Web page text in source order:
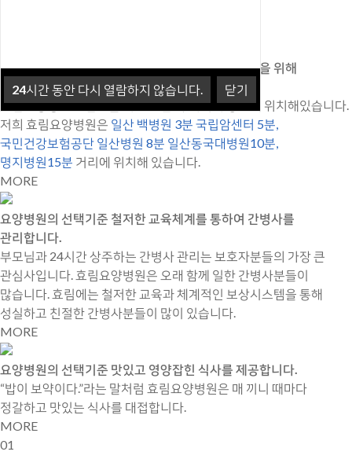
24시간 동안 다시 열람하지 않습니다. 닫기
요양병원의 선택기준환자들은 위급시 신속한 대응을 위해
대형병원과의 거리가 매우중요합니다.
효림요양병원은 협진을 위한 도심 속 최적의 장소에 위치해있습니다.
저희 효림요양병원은 일산 백병원 3분 국립암센터 5분,
국민건강보험공단 일산병원 8분 일산동국대병원10분,
명지병원15분 거리에 위치해 있습니다.
MORE
요양병원의 선택기준 철저한 교육체계를 통하여 간병사를
관리합니다.
부모님과 24시간 상주하는 간병사 관리는 보호자분들의 가장 큰
관심사입니다. 효림요양병원은 오래 함께 일한 간병사분들이
많습니다. 효림에는 철저한 교육과 체계적인 보상시스템을 통해
성실하고 친절한 간병사분들이 많이 있습니다.
MORE
요양병원의 선택기준 맛있고 영양잡힌 식사를 제공합니다.
“밥이 보약이다.”라는 말처럼 효림요양병원은 매 끼니 때마다
정갈하고 맛있는 식사를 대접합니다.
MORE
01